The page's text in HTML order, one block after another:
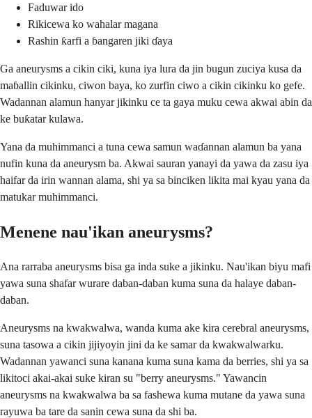
Faduwar ido
Rikicewa ko wahalar magana
Rashin ƙarfi a ɓangaren jiki ɗaya
Ga aneurysms a cikin ciki, kuna iya lura da jin bugun zuciya kusa da
maɓallin cikinku, ciwon baya, ko zurfin ciwo a cikin cikinku ko gefe.
Wadannan alamun hanyar jikinku ce ta gaya muku cewa akwai abin da
ke buƙatar kulawa.
Yana da muhimmanci a tuna cewa samun waɗannan alamun ba yana
nufin kuna da aneurysm ba. Akwai sauran yanayi da yawa da zasu iya
haifar da irin wannan alama, shi ya sa binciken likita mai kyau yana da
matukar muhimmanci.
Menene nau'ikan aneurysms?
Ana rarraba aneurysms bisa ga inda suke a jikinku. Nau'ikan biyu mafi
yawa suna shafar wurare daban-daban kuma suna da halaye daban-
daban.
Aneurysms na kwakwalwa, wanda kuma ake kira cerebral aneurysms,
suna tasowa a cikin jijiyoyin jini da ke samar da kwakwalwarku.
Wadannan yawanci suna kanana kuma suna kama da berries, shi ya sa
likitoci akai-akai suke kiran su "berry aneurysms." Yawancin
aneurysms na kwakwalwa ba sa fashewa kuma mutane da yawa suna
rayuwa ba tare da sanin cewa suna da shi ba.